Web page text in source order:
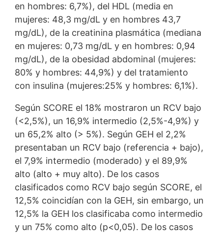
en hombres: 6,7%), del HDL (media en
mujeres: 48,3 mg/dL y en hombres 43,7
mg/dL), de la creatinina plasmática (mediana
en mujeres: 0,73 mg/dL y en hombres: 0,94
mg/dL), de la obesidad abdominal (mujeres:
80% y hombres: 44,9%) y del tratamiento
con insulina (mujeres:25% y hombres: 6,1%).
Según SCORE el 18% mostraron un RCV bajo
(<2,5%), un 16,9% intermedio (2,5%-4,9%) y
un 65,2% alto (> 5%). Según GEH el 2,2%
presentaban un RCV bajo (referencia + bajo),
el 7,9% intermedio (moderado) y el 89,9%
alto (alto + muy alto). De los casos
clasificados como RCV bajo según SCORE, el
12,5% coincidían con la GEH, sin embargo, un
12,5% la GEH los clasificaba como intermedio
y un 75% como alto (p<0,05). De los casos